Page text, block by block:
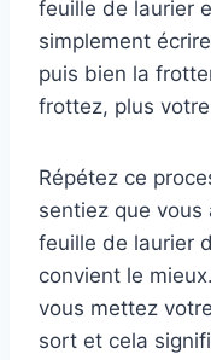
feuille de laurier
simplement
puis bien la
frottez, plus
Répétez ce
sentiez que vous
feuille de laurier
convient le
vous mettez
sort et cela